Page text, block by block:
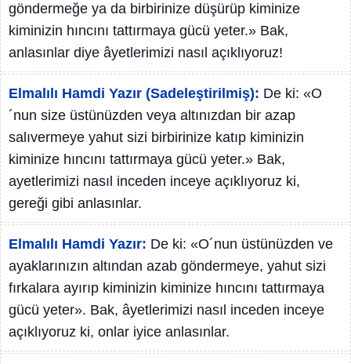
göndermeğe ya da birbirinize düşürüp kiminize
kiminizin hıncını tattırmaya gücü yeter.» Bak,
anlasınlar diye âyetlerimizi nasıl açıklıyoruz!
Elmalılı Hamdi Yazır (Sadeleştirilmiş): De ki: «O
´nun size üstünüzden veya altınızdan bir azap
salıvermeye yahut sizi birbirinize katıp kiminizin
kiminize hıncını tattırmaya gücü yeter.» Bak,
ayetlerimizi nasıl inceden inceye açıklıyoruz ki,
gereği gibi anlasınlar.
Elmalılı Hamdi Yazır: De ki: «O´nun üstünüzden ve
ayaklarınızın altından azab göndermeye, yahut sizi
fırkalara ayırıp kiminizin kiminize hıncını tattırmaya
gücü yeter». Bak, âyetlerimizi nasıl inceden inceye
açıklıyoruz ki, onlar iyice anlasınlar.